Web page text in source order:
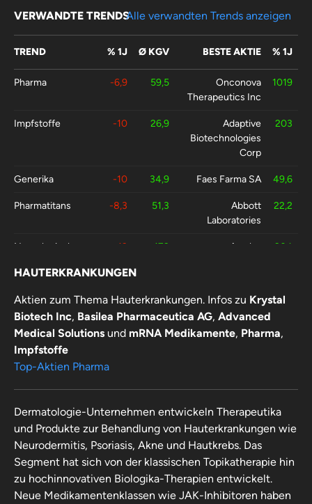
VERWANDTE TRENDS
TREND % 1J Ø KGV BESTE AKTIE % 1J
Pharma -6,9 59,5
Onconova
Therapeutics Inc
1019
Impfstoffe -10 26,9
Adaptive
Biotechnologies
Corp
203
Generika -10 34,9 Faes Farma SA 49,6
Pharmatitans -8,3 51,3
Abbott
Laboratories
22,2
Neurologische
-12 173
Amylyx
204
AG
Alle verwandten Trends anzeigen
HAUTERKRANKUNGEN
Aktien zum Thema Hauterkrankungen. Infos zu Krystal
Biotech Inc, Basilea Pharmaceutica AG, Advanced
Medical Solutions und mRNA Medikamente, Pharma,
Impfstoffe
Top-Aktien Pharma
Dermatologie-Unternehmen entwickeln Therapeutika
und Produkte zur Behandlung von Hauterkrankungen wie
Neurodermitis, Psoriasis, Akne und Hautkrebs. Das
Segment hat sich von der klassischen Topikatherapie hin
zu hochinnovativen Biologika-Therapien entwickelt.
Neue Medikamentenklassen wie JAK-Inhibitoren haben